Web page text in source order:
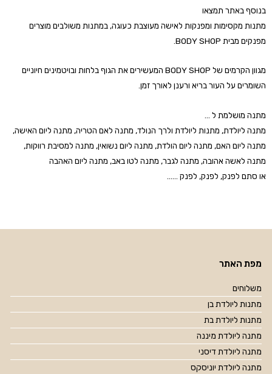
בנוסף באתר תמצאו
מתנות מקסימות ומפנקות לאישה מעוצבת כעוגה, במתנות משולבים מוצרים
מפנקים מבית BODY SHOP.
מגוון הקרמים של BODY SHOP המעשירים את הגוף בלחות ובויטמינים חיוניים
השומרים על העור בריא ורענן לאורך זמן.
מתנה מושלמת ל …
מתנה ליולדת, מתנות ליולדת ולרך הנולד, מתנה לאם הטריה, מתנה ליום האישה,
מתנה ליום האם, מתנה ליום הולדת, מתנה ליום נשואין, מתנה למסיבת רווקות,
מתנה לאשה אהובה, מתנה לגבר, מתנה לטו באב, מתנה ליום האהבה
או סתם לפנק, לפנק, לפנק ……
מפת האתר
משלוחים
מתנות ליולדת בן
מתנות ליולדת בת
מתנה ליולדת מיננה
מתנה ליולדת דיסני
מתנה ליולדת יוניסקס